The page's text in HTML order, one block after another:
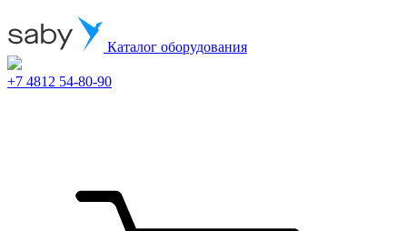
Каталог оборудования
+7 4812 54-80-90